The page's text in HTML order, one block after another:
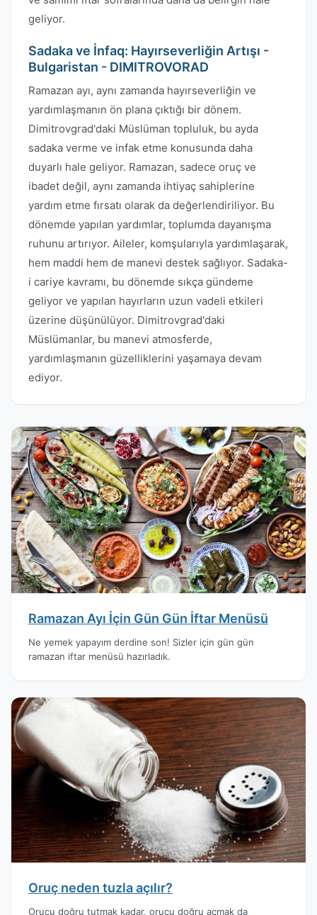
geliyor.
Sadaka ve İnfaq: Hayırseverliğin Artışı -
Bulgaristan - DIMITROVORAD
Ramazan ayı, aynı zamanda hayırseverliğin ve
yardımlaşmanın ön plana çıktığı bir dönem.
Dimitrovgrad'daki Müslüman topluluk, bu ayda
sadaka verme ve infak etme konusunda daha
duyarlı hale geliyor. Ramazan, sadece oruç ve
ibadet değil, aynı zamanda ihtiyaç sahiplerine
yardım etme fırsatı olarak da değerlendiriliyor. Bu
dönemde yapılan yardımlar, toplumda dayanışma
ruhunu artırıyor. Aileler, komşularıyla yardımlaşarak,
hem maddi hem de manevi destek sağlıyor. Sadaka-
i cariye kavramı, bu dönemde sıkça gündeme
geliyor ve yapılan hayırların uzun vadeli etkileri
üzerine düşünülüyor. Dimitrovgrad'daki
Müslümanlar, bu manevi atmosferde,
yardımlaşmanın güzelliklerini yaşamaya devam
ediyor.
Ramazan Ayı İçin Gün Gün İftar Menüsü
Ne yemek yapayım derdine son! Sizler için gün gün
ramazan iftar menüsü hazırladık.
Oruç neden tuzla açılır?
Orucu doğru tutmak kadar, orucu doğru açmak da